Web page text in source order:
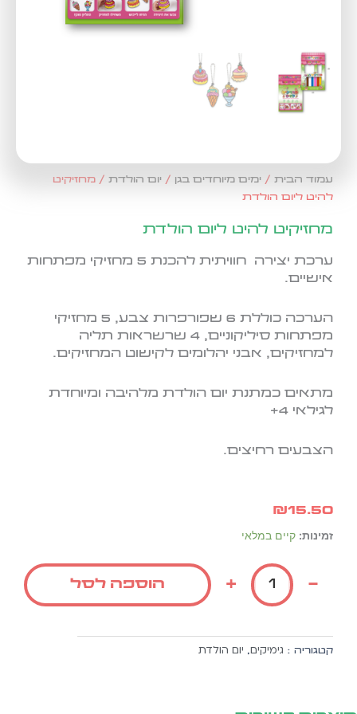
עמוד הבית/ימים מיוחדים בגן/ יום הולדת/ מחזיקיט
להיט ליום הולדת
מחזיקיט להיט ליום הולדת
ערכת יצירה חוויתית להכנת 5 מחזיקי מפתחות
אישיים.
הערכה כוללת 6 שפורפרות צבע, 5 מחזיקי
מפתחות סיליקוניים, 4 שרשראות תליה
למחזיקים, אבני יהלומים לקישוט המחזיקים.
מתאים כמתנת יום הולדת מלהיבה ומיוחדת
לגילאי 4+
הצבעים רחיצים.
₪15.50
זמינות: קיים במלאי
כמות
מחזיקיט
להיט
ליום
הוספה לסל
קטגוריה : גימיקים,יום הולדת